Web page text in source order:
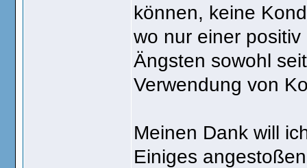
können, keine
wo nur einer
Ängsten sowohl
Verwendung von
Meinen Dank will
Einiges